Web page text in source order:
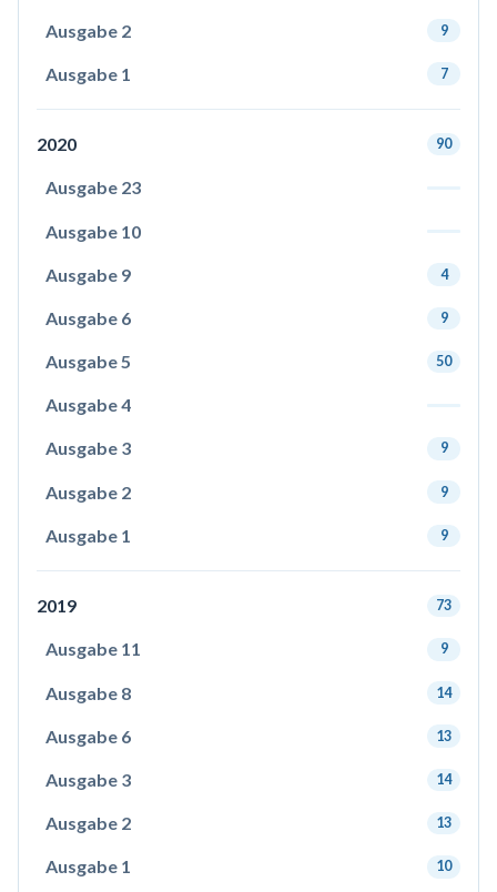
Ausgabe 2 9
Ausgabe 1 7
2020 90
Ausgabe 23
Ausgabe 10
Ausgabe 9 4
Ausgabe 6 9
Ausgabe 5 50
Ausgabe 4
Ausgabe 3 9
Ausgabe 2 9
Ausgabe 1 9
2019 73
Ausgabe 11 9
Ausgabe 8 14
Ausgabe 6 13
Ausgabe 3 14
Ausgabe 2 13
Ausgabe 1 10